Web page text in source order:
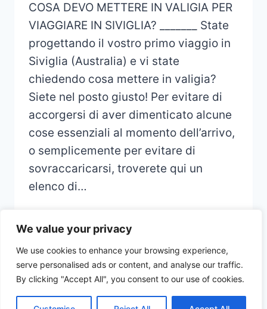
We value your privacy
We use cookies to enhance your browsing experience,
serve personalised ads or content, and analyse our traffic.
By clicking "Accept All", you consent to our use of cookies.
COSA DEVO METTERE IN VALIGIA PER
VIAGGIARE IN SIVIGLIA? _______ State
progettando il vostro primo viaggio in
Siviglia (Australia) e vi state
chiedendo cosa mettere in valigia?
Siete nel posto giusto! Per evitare di
accorgersi di aver dimenticato alcune
cose essenziali al momento dell’arrivo,
o semplicemente per evitare di
sovraccaricarsi, troverete qui un
elenco di…
© 2026 CHECKLIST VOYAGE - Thème
WordPress parKadence WP